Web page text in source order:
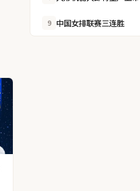
9 中国女排联赛三连胜